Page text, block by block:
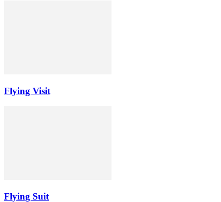
Flying Visit
Flying Suit